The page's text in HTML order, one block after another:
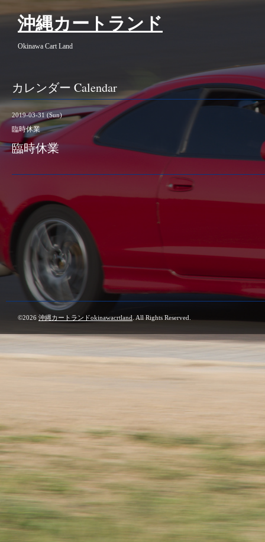
沖縄カートランド
Okinawa Cart Land
カレンダー Calendar
2019-03-31 (Sun)
臨時休業
臨時休業
©2026 沖縄カートランドokinawacrtland . All Rights Reserved.